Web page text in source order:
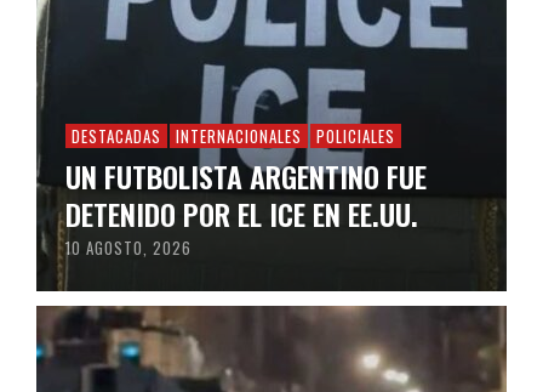
DESTACADAS INTERNACIONALES POLICIALES
UN FUTBOLISTA ARGENTINO FUE
DETENIDO POR EL ICE EN EE.UU.
10 AGOSTO, 2026